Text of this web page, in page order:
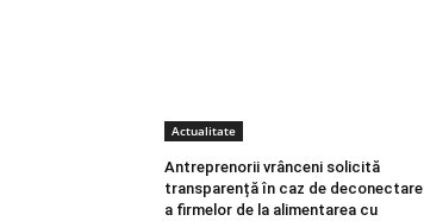
Actualitate
Antreprenorii vrânceni solicită
transparență în caz de deconectare
a firmelor de la alimentarea cu